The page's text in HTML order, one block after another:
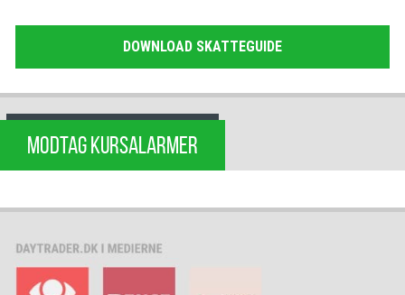
DOWNLOAD SKATTEGUIDE
MODTAG KURSALARMER